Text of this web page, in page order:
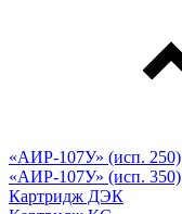
«АИР-107У» (исп. 250)
«АИР-107У» (исп. 350)
Картридж ДЭК